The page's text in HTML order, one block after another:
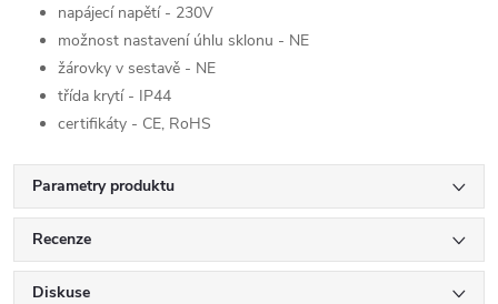
napájecí napětí - 230V
možnost nastavení úhlu sklonu - NE
žárovky v sestavě - NE
třída krytí - IP44
certifikáty - CE, RoHS
Parametry produktu
Recenze
Diskuse